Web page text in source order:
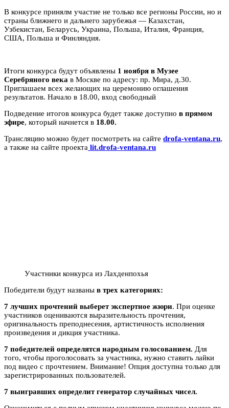
В конкурсе принялм участие не только все регионы России, но и
страны ближнего и дальнего зарубежья — Казахстан,
Узбекистан, Беларусь, Украина, Польша, Италия, Франция,
США, Польша и Финляндия.
Итоги конкурса будут объявлены 1 ноября в Музее
Серебряного века в Москве по адресу: пр. Мира, д.30.
Приглашаем всех желающих на церемонию оглашения
результатов. Начало в 18.00, вход свободный
Подведение итогов конкурса будет также доступно в прямом
эфире, который начнется в 18.00.
Трансляцию можно будет посмотреть на сайте drofa-ventana.ru,
а также на сайте проекта lit.drofa-ventana.ru
Участники конкурса из Лахденпохья
Победители будут названы в трех категориях:
7 лучших прочтений выберет экспертное жюри. При оценке
участников оцениваются выразительность прочтения,
оригинальность преподнесения, артистичность исполнения
произведения и дикция участника.
7 победителей определятся народным голосованием. Для
того, чтобы проголосовать за участника, нужно ставить лайки
под видео с прочтением. Внимание! Опция доступна только для
зарегистрированных пользователей.
7 выигравших определит генератор случайных чисел.